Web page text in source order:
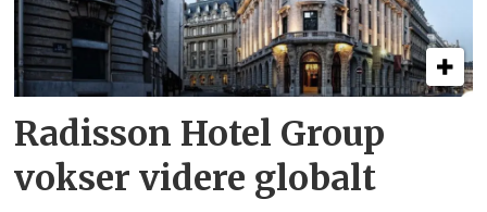
Radisson Hotel Group
vokser videre globalt